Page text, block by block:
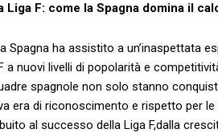
Liga F: come la⁤ Spagna domina il
Spagna ha assistito a un’inaspettata
a nuovi​ livelli di⁣ popolarità e
spagnole non solo stanno
era di riconoscimento ​e rispetto per
al successo della Liga ⁤F,dalla